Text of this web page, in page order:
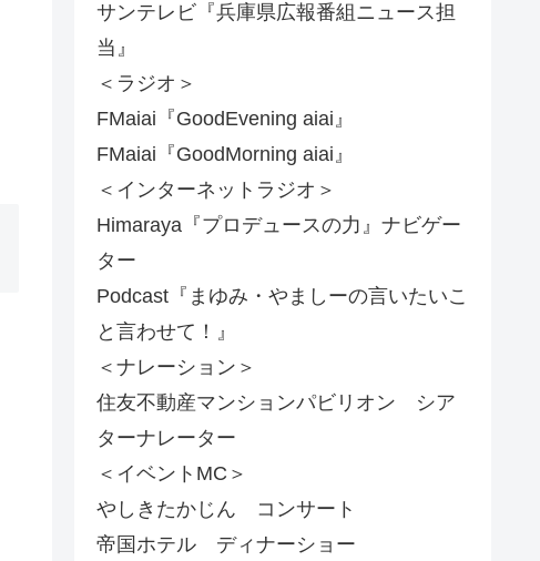
サンテレビ『兵庫県広報番組ニュース担
当』
＜ラジオ＞
FMaiai『GoodEvening aiai』
FMaiai『GoodMorning aiai』
＜インターネットラジオ＞
Himaraya『プロデュースの力』ナビゲー
ター
Podcast『まゆみ・やましーの言いたいこ
と言わせて！』
＜ナレーション＞
住友不動産マンションパビリオン シア
ターナレーター
＜イベントMC＞
やしきたかじん コンサート
帝国ホテル ディナーショー